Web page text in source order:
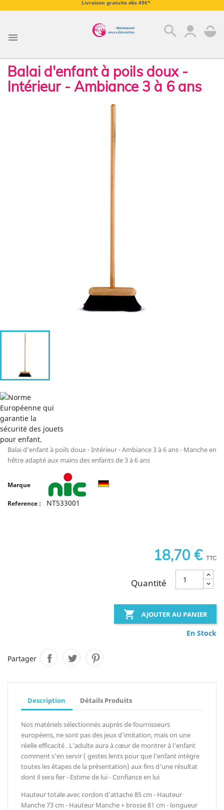
Livraison gratuite dès 49€*
 search
Balai d'enfant à poils doux -
Intérieur - Ambiance 3 à 6 ans
Balai d'enfant à poils doux - Intérieur - Ambiance 3 à 6 ans - Manche en
hêtre adapté aux mains des enfants de 3 à 6 ans
Marque
Reference : NT533001
18,70 € TTC
Quantité
 AJOUTER AU PANIER
En Stock
Partager
Description Détails Produits
Nos matériels sélectionnés auprès de fournisseurs
européens, ne sont pas des jeux d'imitation, mais on une
réelle efficacité . L'adulte aura à cœur de montrer à l'enfant
comment s'en servir ( gestes lents pour que l'enfant intègre
toutes les étapes de la présentation) aux fins d'une résultat
dont il sera fier - Estime de lui - Confiance en lui
Hauteur totale avec cordon d'attache 85 cm - Hauteur
Manche 73 cm - Hauteur Manche + brosse 81 cm - longueur